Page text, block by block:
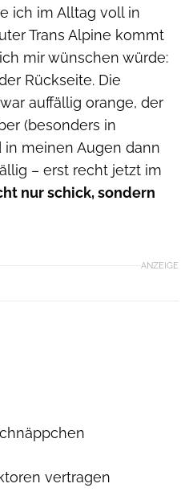
ich im Alltag voll in
Trans Alpine kommt
mir wünschen würde:
Rückseite. Die
auffällig orange, der
(besonders in
in meinen Augen dann
– erst recht jetzt im
nur schick, sondern
ANZEIGE
vertragen